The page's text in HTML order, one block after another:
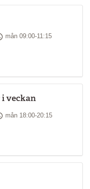
Tid
mån 09:00-11:15
i veckan
Tid
mån 18:00-20:15